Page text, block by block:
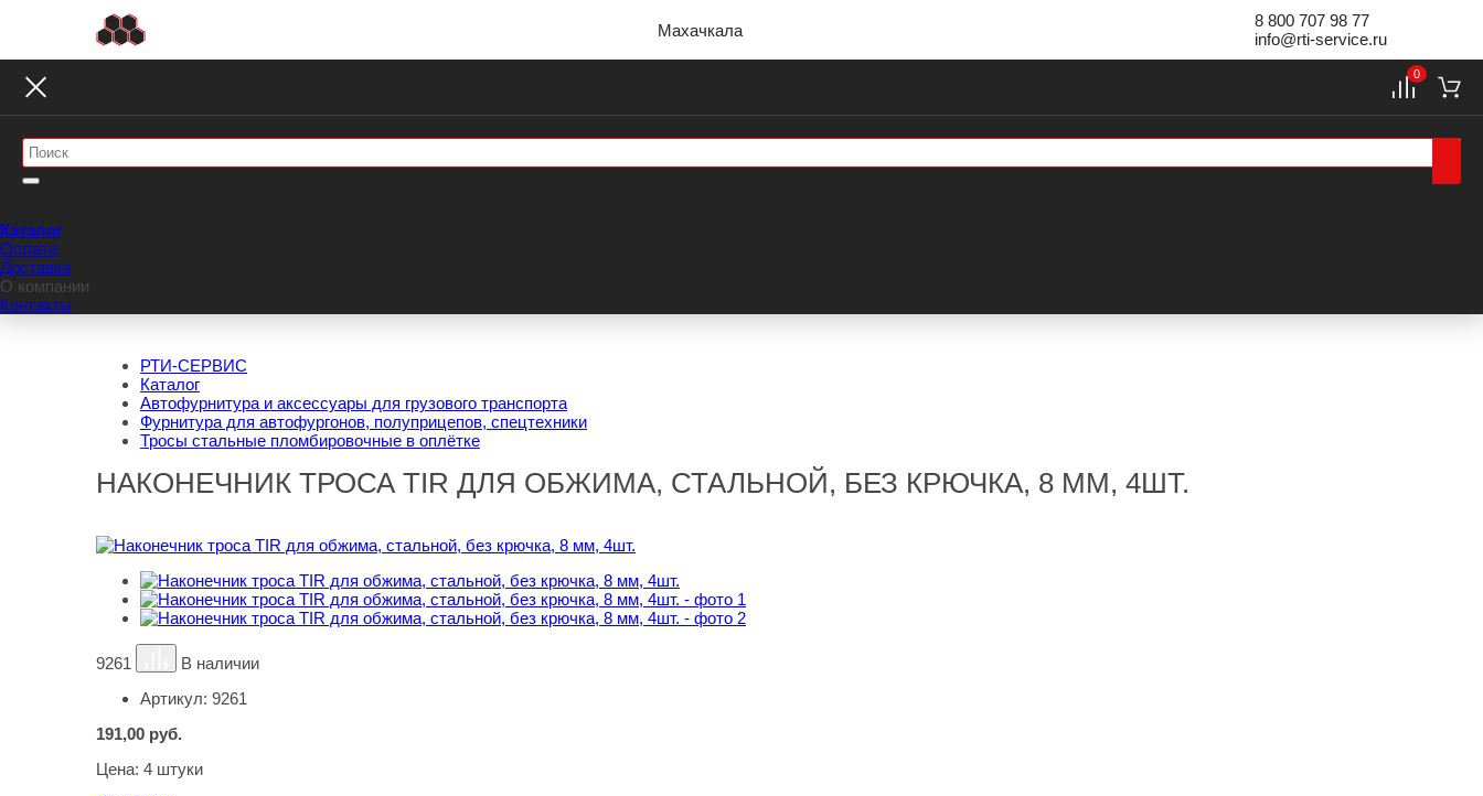
Махачкала
8 800 707 98 77
info@rti-service.ru
Каталог
Оплата
Доставка
О компании
Контакты
0
РТИ-СЕРВИС
Каталог
Автофурнитура и аксессуары для грузового транспорта
Фурнитура для автофургонов, полуприцепов, спецтехники
Тросы стальные пломбировочные в оплётке
НАКОНЕЧНИК ТРОСА TIR ДЛЯ ОБЖИМА, СТАЛЬНОЙ, БЕЗ КРЮЧКА, 8 ММ, 4ШТ.
9261
В наличии
Артикул: 9261
191,00 руб.
Цена: 4 штуки